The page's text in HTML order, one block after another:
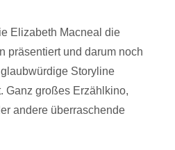
Elizabeth Macneal die
präsentiert und darum noch
Storyline
Ganz großes Erzählkino,
andere überraschende